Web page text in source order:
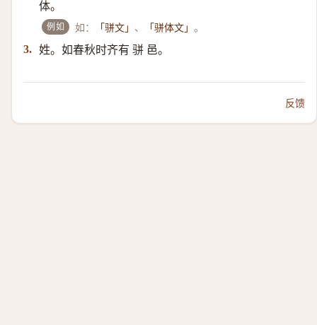
体。
例如 如： 「骈文」 、 「骈体文」。
3. 姓。如春秋时齐有 骈 邑。
反馈